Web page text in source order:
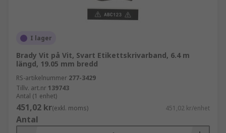
I lager
Brady Vit på Vit, Svart Etikettskrivarband, 6.4 m
längd, 19.05 mm bredd
RS-artikelnummer 277-3429
Tillv. art.nr 139743
Antal (1 enhet)
451,02 kr(exkl. moms) 451,02 kr/enhet
Antal